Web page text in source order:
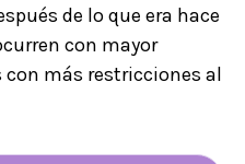
de lo que era hace
con mayor
más restricciones al